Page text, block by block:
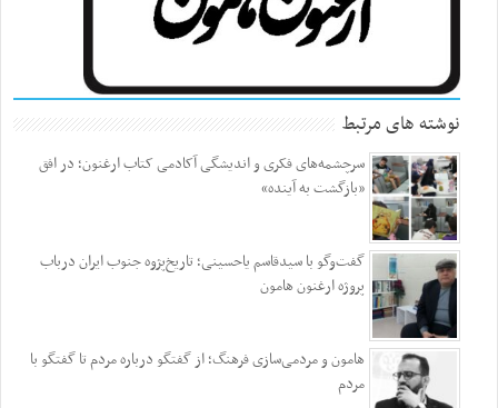
نوشته های مرتبط
سرچشمه‌های فکری و اندیشگی آکادمی کتاب ارغنون؛ در افق
«بازگشت به آینده»
گفت‌وگو با سیدقاسم یاحسینی؛ تاریخ‌پژوه جنوب ایران درباب
پروژه ارغنون هامون
هامون و مردمی‌سازی فرهنگ؛ از گفتگو درباره مردم تا گفتگو با
مردم